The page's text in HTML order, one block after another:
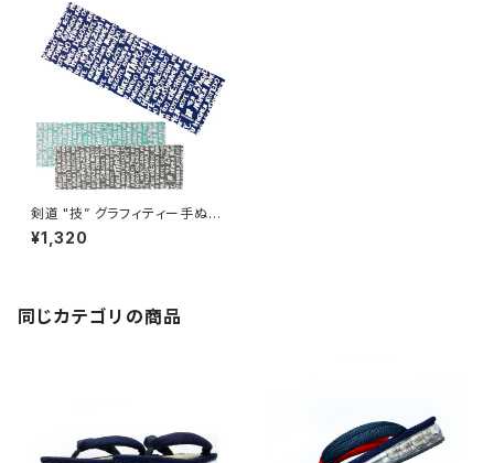
剣道 "技” グラフィティー手ぬぐ
い
¥1,320
同じカテゴリの商品